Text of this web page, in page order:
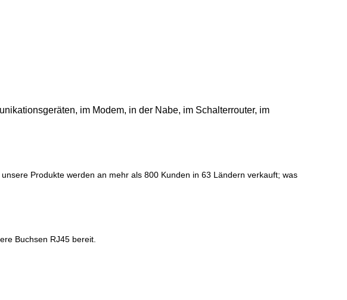
im Modem, in der Nabe, im Schalterrouter, im
Produkte werden an mehr als 800 Kunden in 63 Ländern verkauft; was
Buchsen RJ45 bereit.